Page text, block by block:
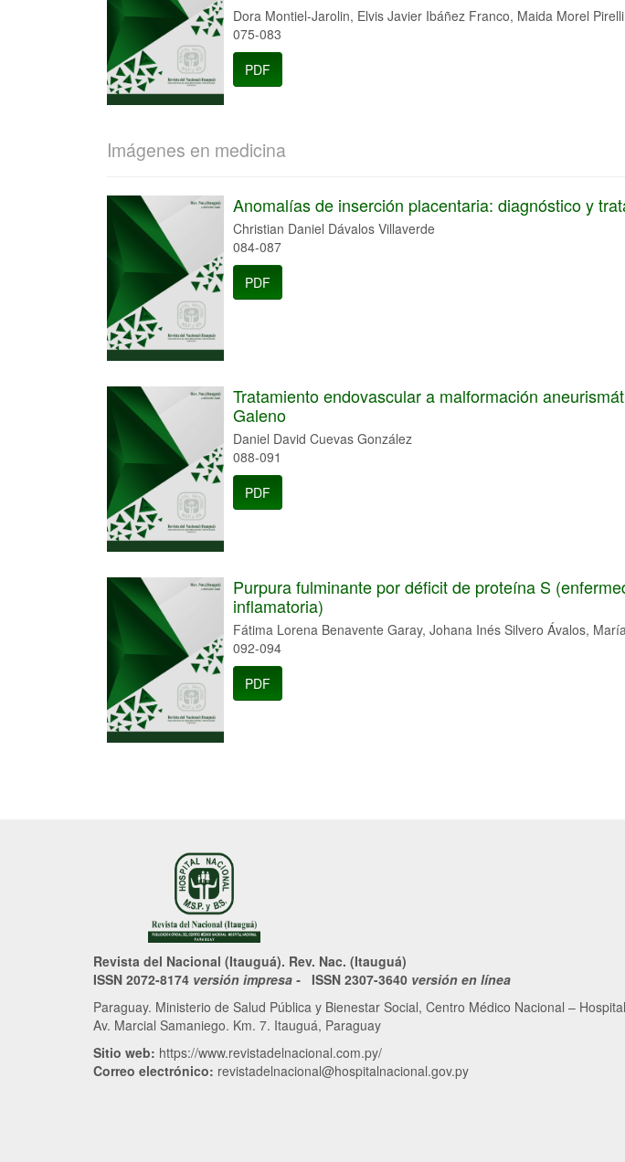
Dora Montiel-Jarolin, Elvis Javier Ibáñez Franco, Maida Morel Pirelli
075-083
PDF
Imágenes en medicina
Anomalías de inserción placentaria: diagnóstico y
Christian Daniel Dávalos Villaverde
084-087
PDF
Tratamiento endovascular a malformación
Galeno
Daniel David Cuevas González
088-091
PDF
Purpura fulminante por déficit de proteína S
inflamatoria)
Fátima Lorena Benavente Garay, Johana Inés Silvero Ávalos,
092-094
PDF
Revista del Nacional (Itauguá). Rev. Nac. (Itauguá)
ISSN 2072-8174 versión impresa - ISSN 2307-3640 versión en línea
Paraguay. Ministerio de Salud Pública y Bienestar Social, Centro Médico Nacional –
Av. Marcial Samaniego. Km. 7. Itauguá, Paraguay
Sitio web: https://www.revistadelnacional.com.py/
Correo electrónico: revistadelnacional@hospitalnacional.gov.py